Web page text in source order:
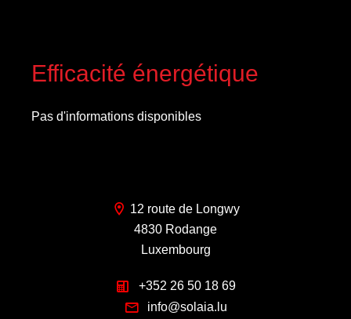
Efficacité énergétique
Pas d'informations disponibles
12 route de Longwy
4830 Rodange
Luxembourg
+352 26 50 18 69
info@solaia.lu